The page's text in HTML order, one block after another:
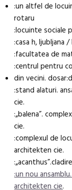
:un altfel de
rotaru
:locuinte sociale
:casa h, ljubljana
:facultatea de
:centrul pentru
din vecini.
:stand alaturi.
cie.
:„balena”.
cie.
:complexul de
architekten cie.
:un nou
architekten cie.